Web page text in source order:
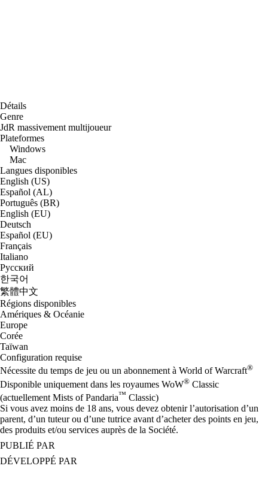
Détails
Genre
JdR massivement multijoueur
Plateformes
Windows
Mac
Langues disponibles
English (US)
Español (AL)
Português (BR)
English (EU)
Deutsch
Español (EU)
Français
Italiano
Русский
한국어
繁體中文
Régions disponibles
Amériques & Océanie
Europe
Corée
Taïwan
Configuration requise
Nécessite du temps de jeu ou un abonnement à World of Warcraft®
Disponible uniquement dans les royaumes WoW® Classic
(actuellement Mists of Pandaria™ Classic)
Si vous avez moins de 18 ans, vous devez obtenir l’autorisation d’un
parent, d’un tuteur ou d’une tutrice avant d’acheter des points en jeu,
des produits et/ou services auprès de la Société.
PUBLIÉ PAR
DÉVELOPPÉ PAR